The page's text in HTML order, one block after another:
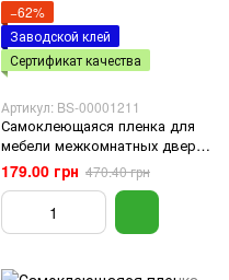
−62%
Заводской клей
Сертификат качества
Артикул: BS-00001211
Самоклеющаяся пленка для
мебели межкомнатных дверей
декора интерьера белый дым
0,45х10м SW-00001211
179.00 грн 470.40 грн